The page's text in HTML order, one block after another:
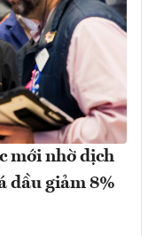
mới nhờ dịch
dầu giảm 8%